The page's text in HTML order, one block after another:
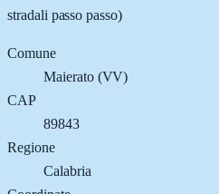
stradali passo passo)
Comune
Maierato(VV)
CAP
89843
Regione
Calabria